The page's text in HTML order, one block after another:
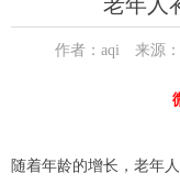
作者：aqi 来源
随着年龄的增长，老年